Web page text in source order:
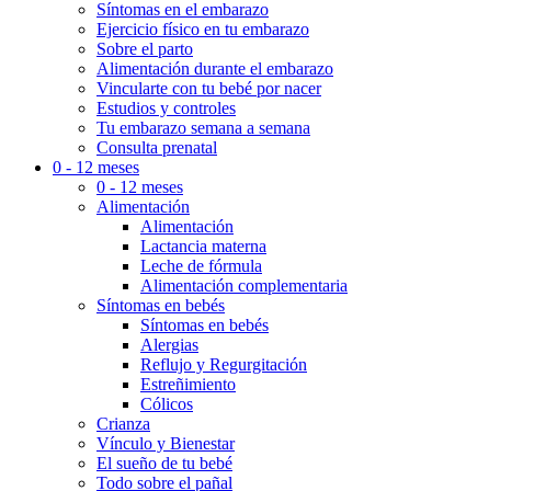
Síntomas en el embarazo
Ejercicio físico en tu embarazo
Sobre el parto
Alimentación durante el embarazo
Vincularte con tu bebé por nacer
Estudios y controles
Tu embarazo semana a semana
Consulta prenatal
0 - 12 meses
0 - 12 meses
Alimentación
Alimentación
Lactancia materna
Leche de fórmula
Alimentación complementaria
Síntomas en bebés
Síntomas en bebés
Alergias
Reflujo y Regurgitación
Estreñimiento
Cólicos
Crianza
Vínculo y Bienestar
El sueño de tu bebé
Todo sobre el pañal